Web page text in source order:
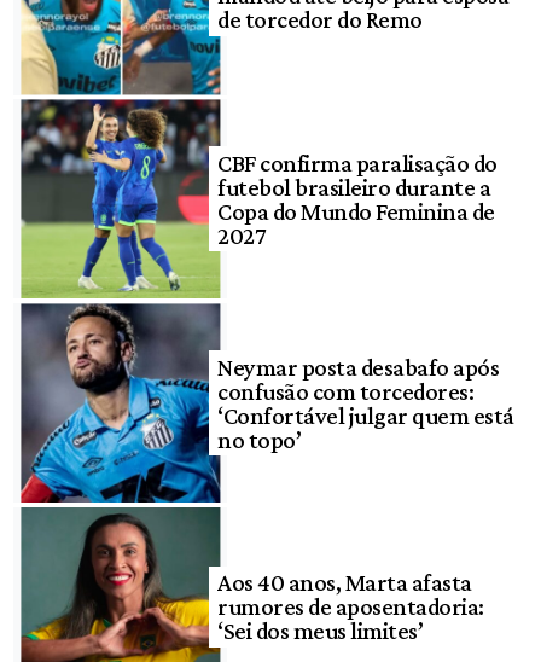
de torcedor do Remo
CBF confirma paralisação do
futebol brasileiro durante a
Copa do Mundo Feminina de
2027
Neymar posta desabafo após
confusão com torcedores:
‘Confortável julgar quem está
no topo’
Aos 40 anos, Marta afasta
rumores de aposentadoria:
‘Sei dos meus limites’